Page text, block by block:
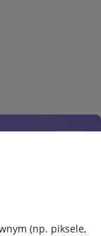
(np. piksele,